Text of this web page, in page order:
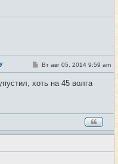
#9
С
о
б
и
Вт авг 05, 2014 9:59 am
хоть на 45 волга